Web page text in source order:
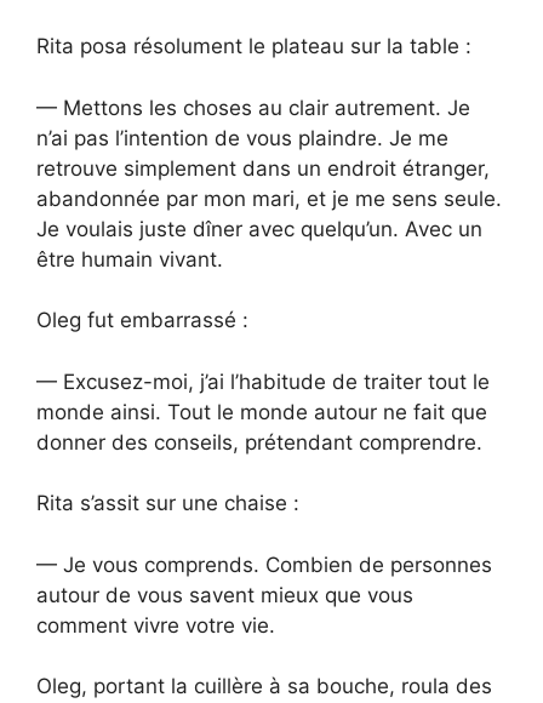
Rita posa résolument le plateau sur la table :
— Mettons les choses au clair autrement. Je
n’ai pas l’intention de vous plaindre. Je me
retrouve simplement dans un endroit étranger,
abandonnée par mon mari, et je me sens seule.
Je voulais juste dîner avec quelqu’un. Avec un
être humain vivant.
Oleg fut embarrassé :
— Excusez-moi, j’ai l’habitude de traiter tout le
monde ainsi. Tout le monde autour ne fait que
donner des conseils, prétendant comprendre.
Rita s’assit sur une chaise :
— Je vous comprends. Combien de personnes
autour de vous savent mieux que vous
comment vivre votre vie.
Oleg, portant la cuillère à sa bouche, roula des